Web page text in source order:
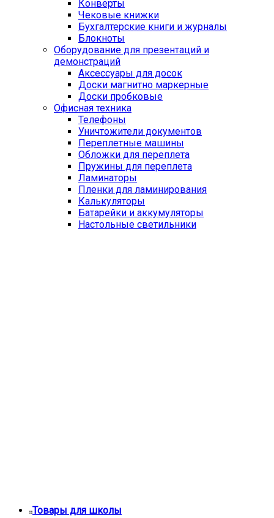
Конверты
Чековые книжки
Бухгалтерские книги и журналы
Блокноты
Оборудование для презентаций и
демонстраций
Аксессуары для досок
Доски магнитно маркерные
Доски пробковые
Офисная техника
Телефоны
Уничтожители документов
Переплетные машины
Обложки для переплета
Пружины для переплета
Ламинаторы
Пленки для ламинирования
Калькуляторы
Батарейки и аккумуляторы
Настольные светильники
Товары для школы